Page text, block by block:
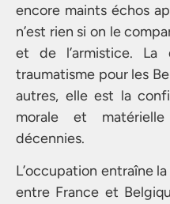
encore maints échos
n’est rien si on le
et de l’armistice. La
traumatisme pour les
autres, elle est la
morale et
décennies.
L’occupation entraîne
entre France et